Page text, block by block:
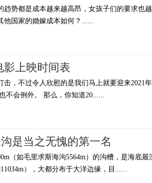
势都是成本越来越高昂，女孩子们的要求也
他国家的婚嫁成本如何？......
影上映时间表
，不过令人欣慰的是我们马上就要迎来2021年
不会例外。 那么，你知道20......
是当之无愧的第一名
（如毛里求斯海沟5564m）的沟槽，是海底最
），大都分布于大洋边缘，目......